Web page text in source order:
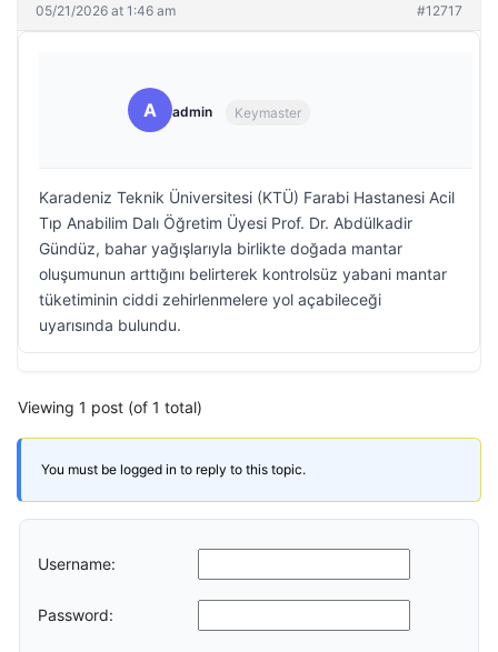
05/21/2026 at 1:46 am #12717
A admin Keymaster
Karadeniz Teknik Üniversitesi (KTÜ) Farabi Hastanesi Acil
Tıp Anabilim Dalı Öğretim Üyesi Prof. Dr. Abdülkadir
Gündüz, bahar yağışlarıyla birlikte doğada mantar
oluşumunun arttığını belirterek kontrolsüz yabani mantar
tüketiminin ciddi zehirlenmelere yol açabileceği
uyarısında bulundu.
Viewing 1 post (of 1 total)
You must be logged in to reply to this topic.
Username:
Password: